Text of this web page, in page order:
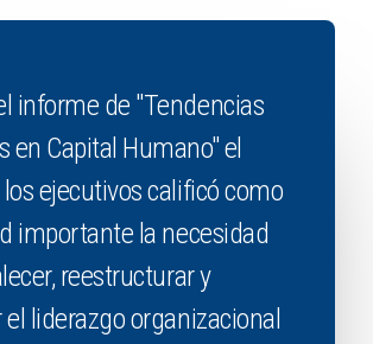
informe de "Tendencias
en Capital Humano" el
ejecutivos calificó como
importante la necesidad
reestructurar y
liderazgo organizacional